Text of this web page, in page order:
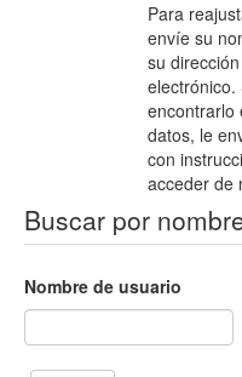
Para
envíe su
su
electrónico.
encontrarlo
datos, le
con
acceder de
Buscar por
Nombre de usuario